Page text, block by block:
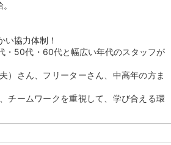
い協力体制！
・50代・60代と幅広い年代のスタッフが
）さん、フリーターさん、中高年の方ま
チームワークを重視して、学び合える環